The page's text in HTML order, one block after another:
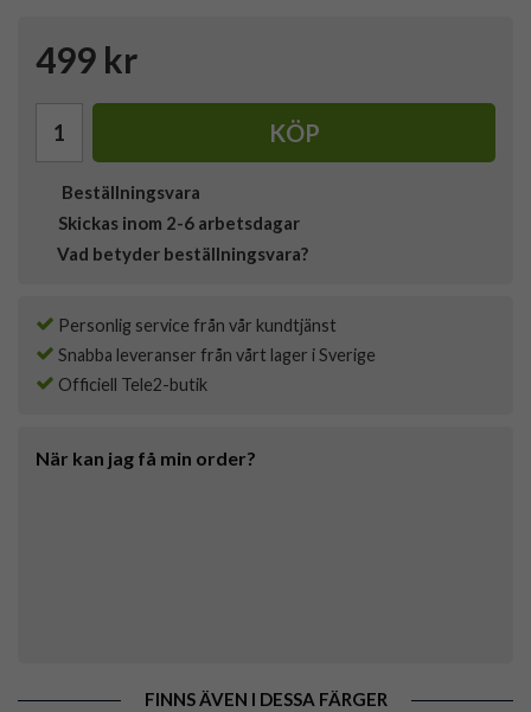
499 kr
KÖP
Beställningsvara
Skickas inom 2-6 arbetsdagar
Vad betyder beställningsvara?
Personlig service från vår kundtjänst
Snabba leveranser från vårt lager i Sverige
Officiell Tele2-butik
När kan jag få min order?
FINNS ÄVEN I DESSA FÄRGER